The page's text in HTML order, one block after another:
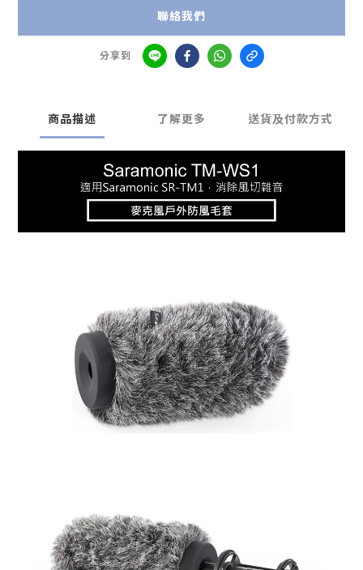
聯絡我們
分享到
商品描述 了解更多 送貨及付款方式